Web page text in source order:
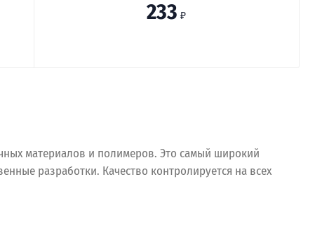
233 ₽
материалов и полимеров. Это самый широкий
разработки. Качество контролируется на всех